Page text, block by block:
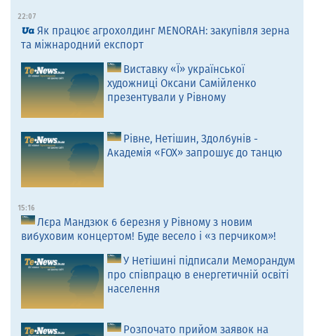
22:07
Як працює агрохолдинг MENORAH: закупівля зерна
та міжнародний експорт
Виставку «Ї» української
художниці Оксани Самійленко
презентували у Рівному
Рівне, Нетішин, Здолбунів -
Академія «FOX» запрошує до танцю
15:16
Лєра Мандзюк 6 березня у Рівному з новим
вибуховим концертом! Буде весело і «з перчиком»!
У Нетішині підписали Меморандум
про співпрацю в енергетичній освіті
населення
Розпочато прийом заявок на